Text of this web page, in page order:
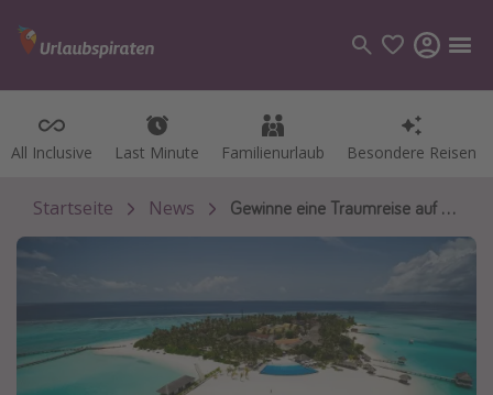
All Inclusive Last Minute Familienurlaub Besondere Reisen
All Inclusive Last Minute Familienurlaub Besondere Reisen
Kategorien
Flüge
Hotel
Kreuzfahrten
Reiseziele
Startseite News Gewinne eine Traumreise auf die Malediven